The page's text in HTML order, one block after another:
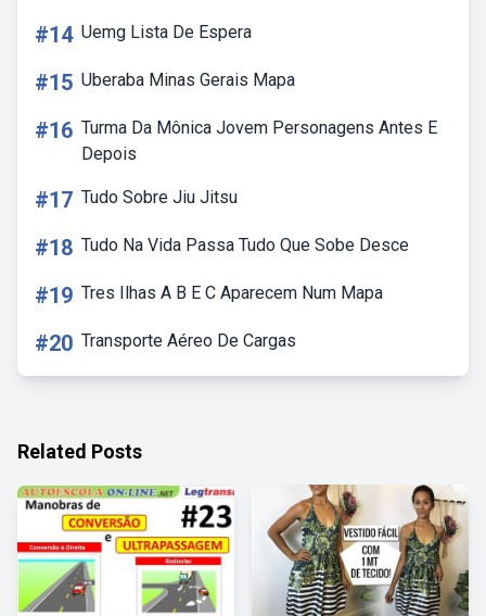
#14 Uemg Lista De Espera
#15 Uberaba Minas Gerais Mapa
#16 Turma Da Mônica Jovem Personagens Antes E
Depois
#17 Tudo Sobre Jiu Jitsu
#18 Tudo Na Vida Passa Tudo Que Sobe Desce
#19 Tres Ilhas A B E C Aparecem Num Mapa
#20 Transporte Aéreo De Cargas
Related Posts